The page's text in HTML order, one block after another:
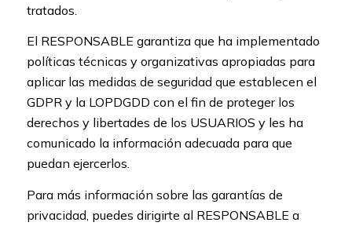
tratados.
El RESPONSABLE garantiza que ha implementado
políticas técnicas y organizativas apropiadas para
aplicar las medidas de seguridad que establecen el
GDPR y la LOPDGDD con el fin de proteger los
derechos y libertades de los USUARIOS y les ha
comunicado la información adecuada para que
puedan ejercerlos.
Para más información sobre las garantías de
privacidad, puedes dirigirte al RESPONSABLE a